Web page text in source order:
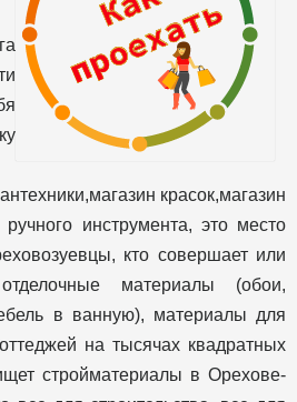
красок,магазин
ручного инструмента, это место
кто совершает или
материалы (обои,
в ванную), материалы для
на тысячах квадратных
стройматериалы в Орехове-